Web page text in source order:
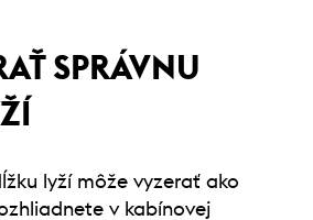
SPRÁVNU
lyží môže vyzerať ako
v kabínovej